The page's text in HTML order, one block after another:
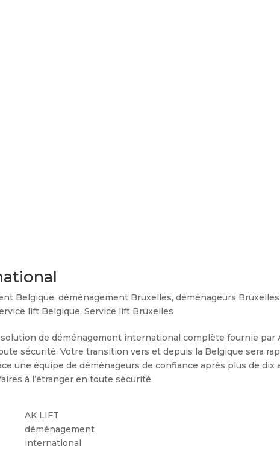
Belgique,déménagement Bruxelles,déménageurs Bruxelles
lift Belgique,Service lift Bruxelles
solution de déménagement international complète fournie par
sécurité. Votre transition vers et depuis la Belgique sera
une équipe de déménageurs de confiance après plus de dix
à l’étranger en toute sécurité.
AK LIFT
déménagement
international